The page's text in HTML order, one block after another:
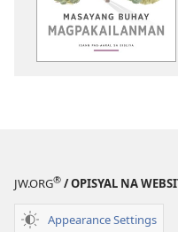
JW.ORG® / OPISYAL NA
Appearance Settings